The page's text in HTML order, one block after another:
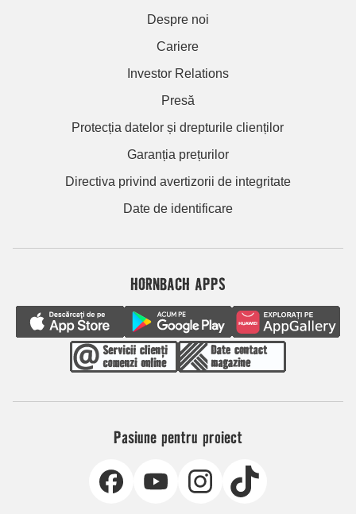
Despre noi
Cariere
Investor Relations
Presă
Protecția datelor și drepturile clienților
Garanția prețurilor
Directiva privind avertizorii de integritate
Date de identificare
HORNBACH APPS
Pasiune pentru proiect